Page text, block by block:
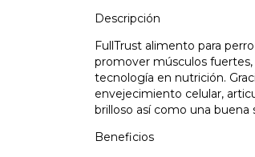
Descripción
FullTrust alimento para
promover músculos
tecnología en nutrición.
envejecimiento celular,
brilloso así como una buena
Beneficios